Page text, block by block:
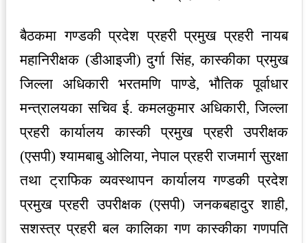
बैठकमा गण्डकी प्रदेश प्रहरी प्रमुख प्रहरी नायब
महानिरीक्षक (डीआइजी) दुर्गा सिंह, कास्कीका प्रमुख
जिल्ला अधिकारी भरतमणि पाण्डे, भौतिक पूर्वाधार
मन्त्रालयका सचिव ई. कमलकुमार अधिकारी, जिल्ला
प्रहरी कार्यालय कास्की प्रमुख प्रहरी उपरीक्षक
(एसपी) श्यामबाबु ओलिया, नेपाल प्रहरी राजमार्ग सुरक्षा
तथा ट्राफिक व्यवस्थापन कार्यालय गण्डकी प्रदेश
प्रमुख प्रहरी उपरीक्षक (एसपी) जनकबहादुर शाही,
सशस्त्र प्रहरी बल कालिका गण कास्कीका गणपति